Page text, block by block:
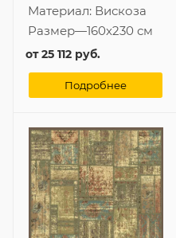
Материал: Вискоза
Размер—160x230 см
от25 112 руб.
Подробнее